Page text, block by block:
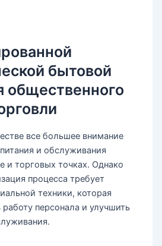
бытовой
общественного
все большее внимание
и обслуживания
и торговых точках. Однако
процесса требует
техники, которая
персонала и улучшить